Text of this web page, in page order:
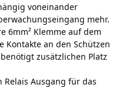
voneinander
mehr.
6mm² Klemme auf dem
Kontakte an den Schützen
zusätzlichen Platz
Relais Ausgang für das